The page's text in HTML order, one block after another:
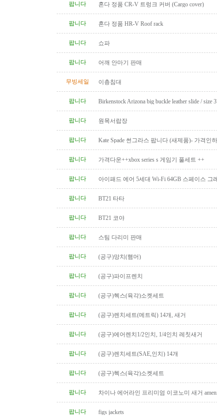
팝니다 혼다 정품 CR-V 트렁크 커버 (Cargo cover)
팝니다 혼다 정품 HR-V Roof rack
팝니다 쇼파
팝니다 어깨 안마기 판매
무빙세일 이층침대
팝니다 Birkenstock Arizona big buckle leather slide / size
팝니다 원목서랍장
팝니다 Kate Spade 썬그라스 팝니다 (새제품)- 가격인하
팝니다 가격다운++xbox series s 게임기 풀세트 ++
팝니다
아이패드 에어 5세대 Wi-Fi 64GB 스페이스 그
팝니다
BT21 타타
팝니다 BT21 코야
팝니다 스팀 다리미 판매
팝니다 (공구)망치(햄머)
팝니다 (공구)파이프렌치
팝니다 (공구)헥스(육각)소켓세트
팝니다 (공구)렌치세트(메트릭) 14개, 새거
팝니다 (공구)에어렌치1/2인치, 1/4인치 레칫새거
팝니다 (공구)렌치세트(SAE,인치) 14개
팝니다 (공구)헥스(육각)소켓세트
팝니다 차이나 에어라인 프리미엄 이코노미 새거
팝니다 figs jackets